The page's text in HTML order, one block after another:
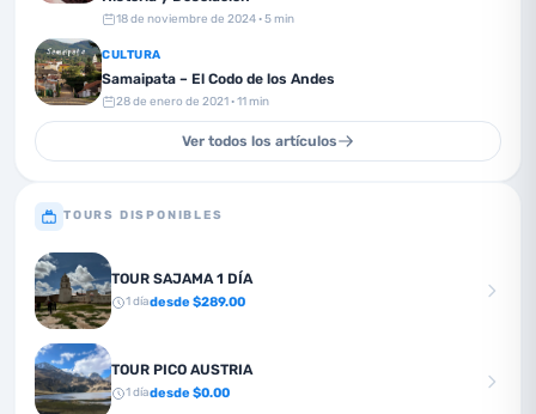
18 de noviembre de 2024· 5 min
CULTURA
Samaipata – El Codo de los Andes
28 de enero de 2021· 11 min
Ver todos los artículos
TOURS DISPONIBLES
TOUR SAJAMA 1 DÍA
1 díadesde $289.00
TOUR PICO AUSTRIA
1 díadesde $0.00